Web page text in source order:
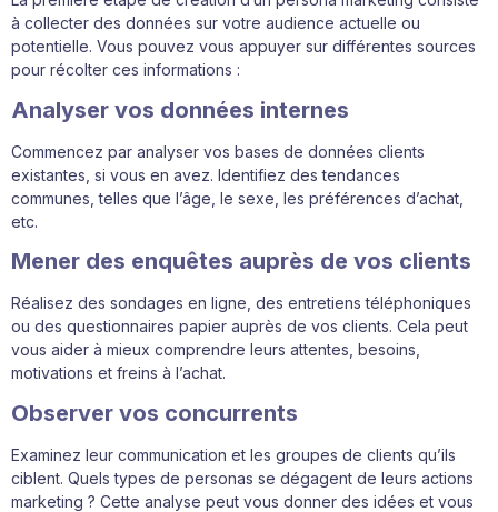
à collecter des données sur votre audience actuelle ou
potentielle. Vous pouvez vous appuyer sur différentes sources
pour récolter ces informations :
Analyser vos données internes
Commencez par analyser vos bases de données clients
existantes, si vous en avez. Identifiez des tendances
communes, telles que l’âge, le sexe, les préférences d’achat,
etc.
Mener des enquêtes auprès de vos clients
Réalisez des sondages en ligne, des entretiens téléphoniques
ou des questionnaires papier auprès de vos clients. Cela peut
vous aider à mieux comprendre leurs attentes, besoins,
motivations et freins à l’achat.
Observer vos concurrents
Examinez leur communication et les groupes de clients qu’ils
ciblent. Quels types de personas se dégagent de leurs actions
marketing ? Cette analyse peut vous donner des idées et vous